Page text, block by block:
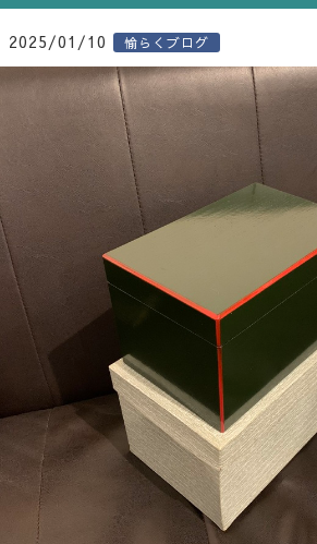
2025/01/10 愉らくブログ